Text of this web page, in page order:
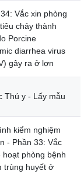
Vắc xin phòng
chảy thành
Porcine
diarrhea virus
gây ra ở lợn
Thú y - Lấy mẫu
kiểm nghiệm
- Phần 33: Vắc
hoạt phòng bệnh
trùng huyết ở